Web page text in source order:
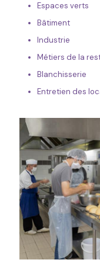
Espaces verts
Bâtiment
Industrie
Métiers de la
Blanchisserie
Entretien des